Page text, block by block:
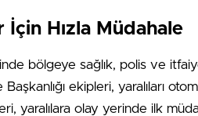
İçin Hızla Müdahale
bölgeye sağlık, polis ve
Başkanlığı ekipleri, yaralıları
yaralılara olay yerinde ilk